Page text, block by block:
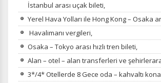
İstanbul arası uçak bileti,
Yerel Hava Yolları ile Hong Kong – Osaka
Havalimanı vergileri,
Osaka – Tokyo arası hızlı tren bileti,
Alan – otel – alan transferleri ve
3*/4* Otellerde 8 Gece oda – kahvaltı